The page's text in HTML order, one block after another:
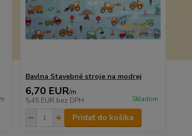
Bavlna Stavebné stroje na modrej
6,70 EUR/m
5,45 EUR bez DPH Skladom
Pridať do košíka